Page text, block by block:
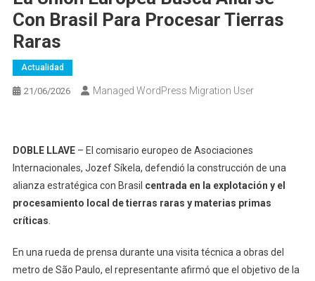
Con Brasil Para Procesar Tierras
Raras
Actualidad
21/06/2026 Managed WordPress Migration User
DOBLE LLAVE– El comisario europeo de Asociaciones
Internacionales, Jozef Síkela, defendió la construcción de una
alianza estratégica con Brasil centrada en la explotación y el
procesamiento local de tierras raras y materias primas
críticas
En una rueda de prensa durante una visita técnica a obras del
metro de São Paulo, el representante afirmó que el objetivo de la